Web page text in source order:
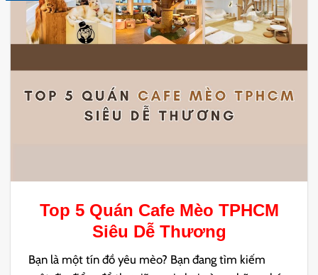
Top 5 Quán Cafe Mèo TPHCM
Siêu Dễ Thương
Bạn là một tín đồ yêu mèo? Bạn đang tìm kiếm